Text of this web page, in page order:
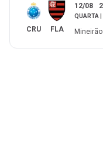
CRU FLA
12/08
QUARTA
Mineirão